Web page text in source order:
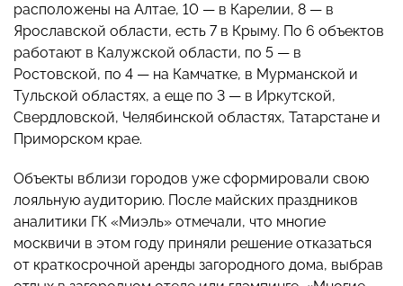
расположены на Алтае, 10 — в Карелии, 8 — в
Ярославской области, есть 7 в Крыму. По 6 объектов
работают в Калужской области, по 5 — в
Ростовской, по 4 — на Камчатке, в Мурманской и
Тульской областях, а еще по 3 — в Иркутской,
Свердловской, Челябинской областях, Татарстане и
Приморском крае.
Объекты вблизи городов уже сформировали свою
лояльную аудиторию. После майских праздников
аналитики ГК «Миэль» отмечали, что многие
москвичи в этом году приняли решение отказаться
от краткосрочной аренды загородного дома, выбрав